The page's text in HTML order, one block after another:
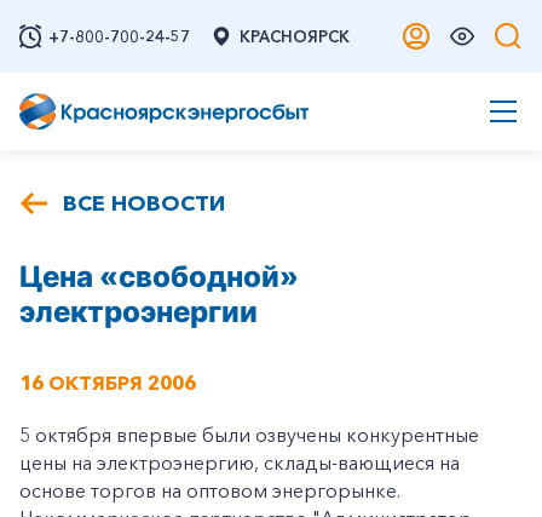
+7-800-700-24-57 КРАСНОЯРСК
ВСЕ НОВОСТИ
Цена «свободной»
электроэнергии
16 ОКТЯБРЯ 2006
5 октября впервые были озвучены конкурентные
цены на электроэнергию, склады-вающиеся на
основе торгов на оптовом энергорынке.